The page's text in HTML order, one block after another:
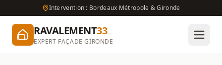
Intervention : Bordeaux Métropole & Gironde
RAVALEMENT33
EXPERT FAÇADE GIRONDE